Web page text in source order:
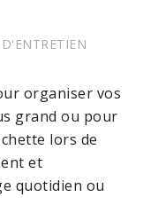
organiser vos
grand ou pour
lors de
et
quotidien ou